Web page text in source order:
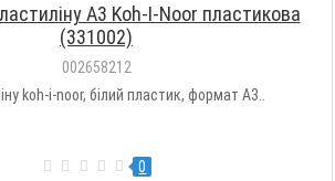
A3 Koh-I-Noor пластикова
(331002)
002658212
koh-i-noor, білий пластик, формат А3..
0